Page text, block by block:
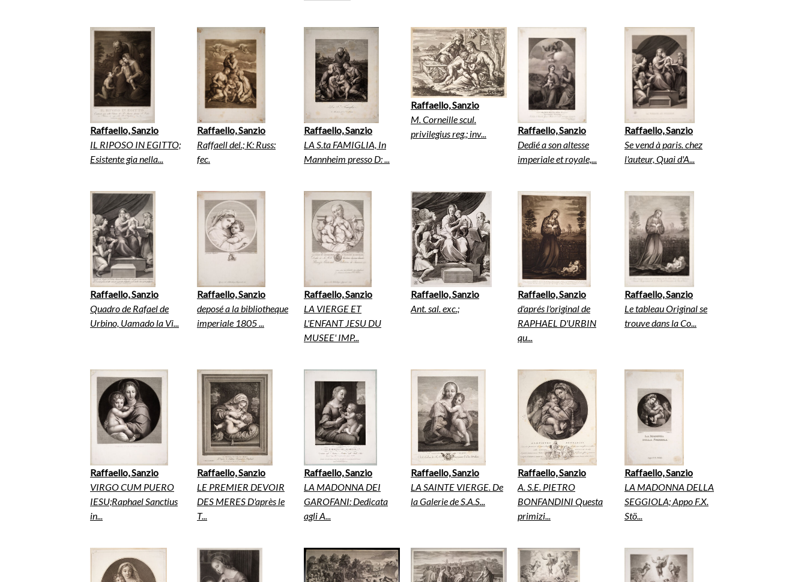
Raffaello, Sanzio
IL RIPOSO IN EGITTO;
Esistente gia nella...
Raffaello, Sanzio
Raffaell del.; K: Russ:
fec.
Raffaello, Sanzio
LA S.ta FAMIGLIA, In
Mannheim presso D: ...
Raffaello, Sanzio
M. Corneille scul.
privilegius reg.; inv...
Raffaello, Sanzio
Dedié a son altesse
imperiale et royale,...
Raffaello, Sanzio
Se vend à paris. chez
l'auteur, Quai d'A...
Raffaello, Sanzio
Quadro de Rafael de
Urbino, Uamado la Vi...
Raffaello, Sanzio
deposé a la bibliotheque
imperiale 1805 ...
Raffaello, Sanzio
LA VIERGE ET
L'ENFANT JESU DU
MUSEE' IMP...
Raffaello, Sanzio
Ant. sal. exc.;
Raffaello, Sanzio
d'aprés l'original de
RAPHAEL D'URBIN
qu...
Raffaello, Sanzio
Le tableau Original se
trouve dans la Co...
Raffaello, Sanzio
VIRGO CUM PUERO
IESU;Raphael Sanctius
in...
Raffaello, Sanzio
LE PREMIER DEVOIR
DES MERES D'après le
T...
Raffaello, Sanzio
LA MADONNA DEI
GAROFANI: Dedicata
agli A...
Raffaello, Sanzio
LA SAINTE VIERGE. De
la Galerie de S.A.S...
Raffaello, Sanzio
A. S.E. PIETRO
BONFANDINI Questa
primizi...
Raffaello, Sanzio
LA MADONNA DELLA
SEGGIOLA; Appo F.X.
Stö...